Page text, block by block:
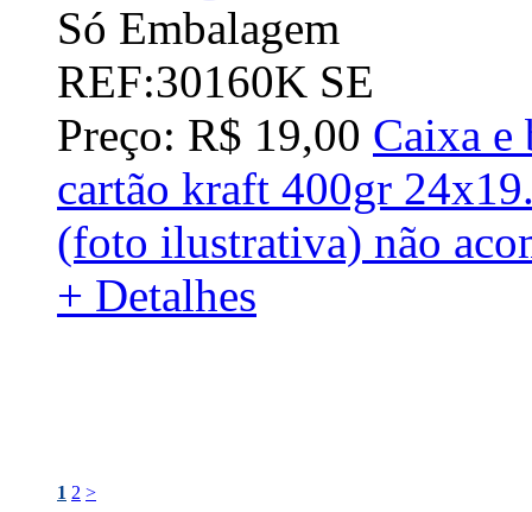
Só Embalagem
REF:30160K SE
Preço: R$ 19,00 Caixa e
cartão kraft 400gr
(foto ilustrativa) não
+ Detalhes
1 2 >